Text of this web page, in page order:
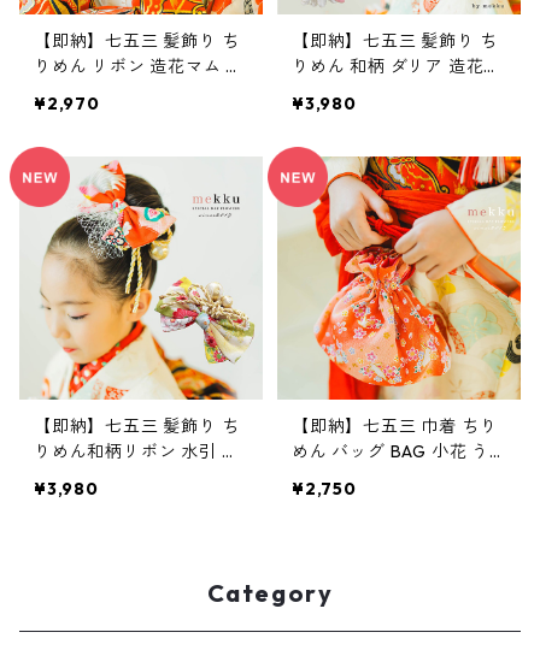
【即納】七五三 髪飾り ち
りめん リボン 造花マム タ
白・レッド 赤[kd041]
¥2,970
【即納】七五三 髪飾り ち
りめん 和柄 ダリア 造花チ
0]
¥3,980
【即納】七五三 髪飾り ち
りめん和柄リボン 水引 造
赤・イエロー 黄色[kd039]
¥3,980
【即納】七五三 巾着 ちり
めん バッグ BAG 小花 う
ag013]
¥2,750
Category